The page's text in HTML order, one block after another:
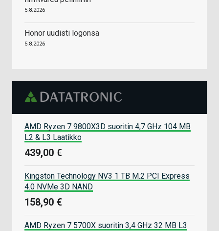
5.8.2026
Honor uudisti logonsa
5.8.2026
AMD Ryzen 7 9800X3D suoritin 4,7 GHz 104 MB
L2 & L3 Laatikko
439,00 €
Kingston Technology NV3 1 TB M.2 PCI Express
4.0 NVMe 3D NAND
158,90 €
AMD Ryzen 7 5700X suoritin 3,4 GHz 32 MB L3